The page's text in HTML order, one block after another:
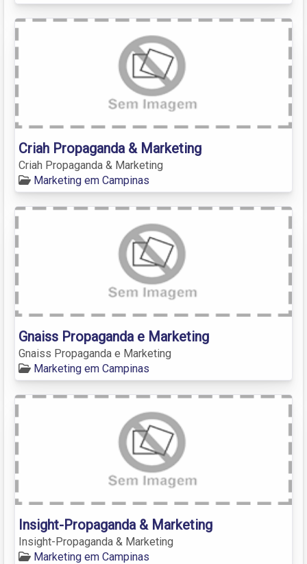
Criah Propaganda & Marketing
Criah Propaganda & Marketing
Marketing em Campinas
Gnaiss Propaganda e Marketing
Gnaiss Propaganda e Marketing
Marketing em Campinas
Insight-Propaganda & Marketing
Insight-Propaganda & Marketing
Marketing em Campinas